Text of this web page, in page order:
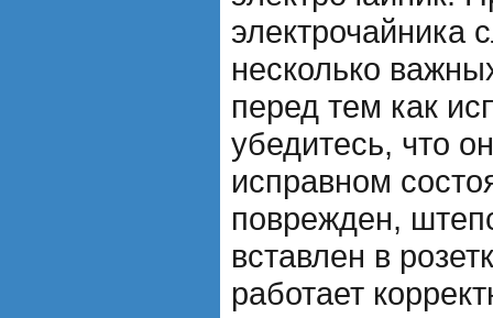
электрочайника
несколько
перед тем как
убедитесь, что
исправном
поврежден,
вставлен в
работает